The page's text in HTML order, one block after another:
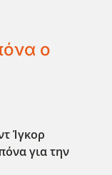
ο
Ίγκορ
για την